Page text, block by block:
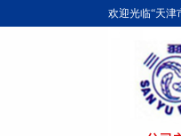
欢迎光临“天津